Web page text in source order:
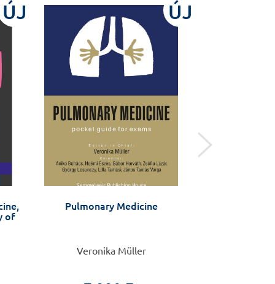
ÚJ
of
ÚJ
Pulmonary Medicine
Veronika Müller